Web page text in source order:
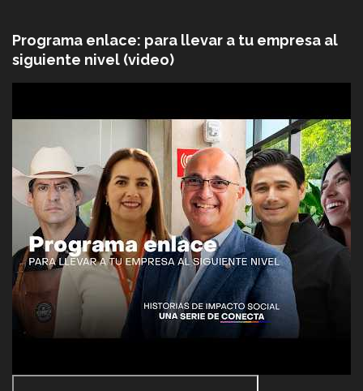
Programa enlace: para llevar a tu empresa al
siguiente nivel (video)